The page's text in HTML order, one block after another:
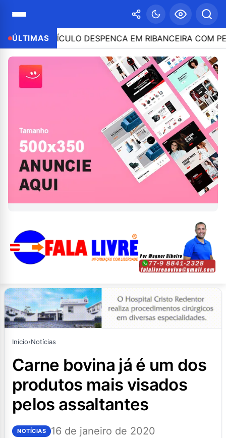
ÚLTIMAS
E VEÍCULO DESPENCA EM RIBANCEIRA COM
Início›Notícias
carne bovina já é um dos
produtos mais visados
pelos assaltantes
NOTÍCIAS 16 de janeiro de 2020